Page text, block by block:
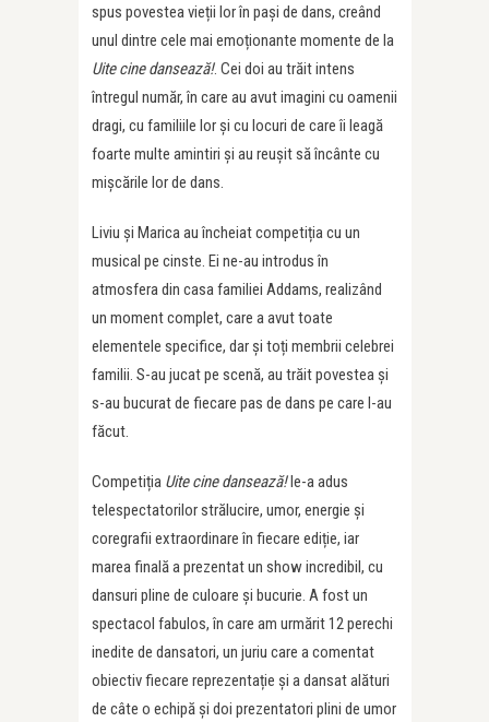
spus povestea vieții lor în pași de dans, creând
unul dintre cele mai emoționante momente de la
Uite cine dansează!. Cei doi au trăit intens
întregul număr, în care au avut imagini cu oamenii
dragi, cu familiile lor și cu locuri de care îi leagă
foarte multe amintiri și au reușit să încânte cu
mișcările lor de dans.
Liviu și Marica au încheiat competiția cu un
musical pe cinste. Ei ne-au introdus în
atmosfera din casa familiei Addams, realizând
un moment complet, care a avut toate
elementele specifice, dar și toți membrii celebrei
familii. S-au jucat pe scenă, au trăit povestea și
s-au bucurat de fiecare pas de dans pe care l-au
făcut.
Competiția Uite cine dansează!le-a adus
telespectatorilor strălucire, umor, energie și
coregrafii extraordinare în fiecare ediție, iar
marea finală a prezentat un show incredibil, cu
dansuri pline de culoare și bucurie. A fost un
spectacol fabulos, în care am urmărit 12 perechi
inedite de dansatori, un juriu care a comentat
obiectiv fiecare reprezentație și a dansat alături
de câte o echipă și doi prezentatori plini de umor